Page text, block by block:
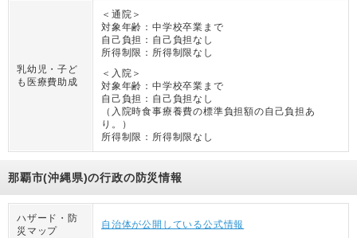
乳幼児・子ど
も医療費助成
＜通院＞
対象年齢： 中学校卒業まで
自己負担： 自己負担なし
所得制限： 所得制限なし
＜入院＞
対象年齢： 中学校卒業まで
自己負担： 自己負担なし
（ 入院時食事療養費の標準負担額の自己負担あ
り。
）
所得制限： 所得制限なし
那覇市(沖縄県)の行政の防災情報
ハザード・防
災マップ
自治体が公開している公式情報